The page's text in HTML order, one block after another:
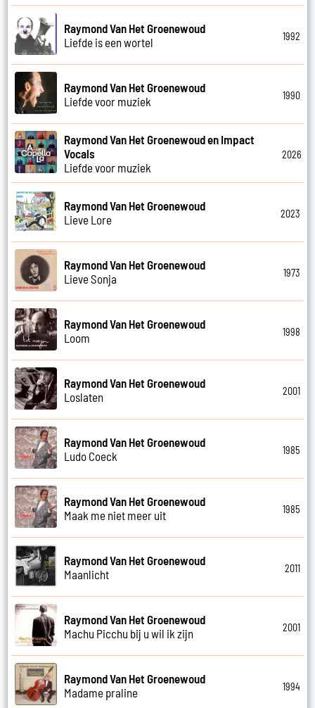
Raymond Van Het Groenewoud
Liefde is een wortel
1992
Raymond Van Het Groenewoud
Liefde voor muziek
1990
Raymond Van Het Groenewoud en Impact
Vocals
Liefde voor muziek
2026
Raymond Van Het Groenewoud
Lieve Lore
2023
Raymond Van Het Groenewoud
Lieve Sonja
1973
Raymond Van Het Groenewoud
Loom
1998
Raymond Van Het Groenewoud
Loslaten
2001
Raymond Van Het Groenewoud
Ludo Coeck
1985
Raymond Van Het Groenewoud
Maak me niet meer uit
1985
Raymond Van Het Groenewoud
Maanlicht
2011
Raymond Van Het Groenewoud
Machu Picchu bij u wil ik zijn
2001
Raymond Van Het Groenewoud
Madame praline
1994